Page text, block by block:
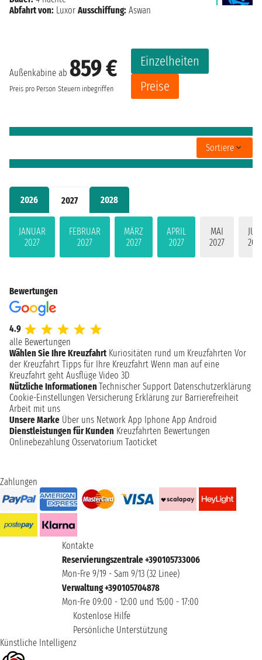
2026 2027 2028
JANUAR
2027
FEBRUAR
2027
MÄRZ
2027
APRIL
2027
MAI
2027
Außenkabine ab 859 €
Preis pro Person Steuern inbegriffen
Einzelheiten
Preise
Abfahrt von: Luxor Ausschiffung: Aswan
Sortiere
Bewertungen
4.9
alle Bewertungen
Wählen Sie Ihre Kreuzfahrt Kuriositäten rund um Kreuzfahrten Vor
der Kreuzfahrt Tipps für Ihre Kreuzfahrt Wenn man auf eine
Kreuzfahrt geht Ausflüge Video 3D
Nützliche Informationen Technischer Support Datenschutzerklärung
Cookie-Einstellungen Versicherung Erklärung zur Barrierefreiheit
Arbeit mit uns
Unsere Marke Über uns Network App Iphone App Android
Dienstleistungen für Kunden Kreuzfahrten Bewertungen
Onlinebezahlung Osservatorium Taoticket
Zahlungen
Kontakte
Reservierungszentrale +390105733006
Mon-Fre 9/19 - Sam 9/13 (32 Linee)
Verwaltung +390105704878
Mon-Fre 09:00 - 12:00 und 15:00 - 17:00
Kostenlose Hilfe
Persönliche Unterstützung
Künstliche Intelligenz